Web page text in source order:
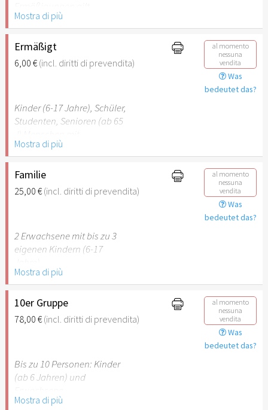
Mostra di più
Ermäßigt
6,00 €(incl. diritti di prevendita)
al momento
nessuna
vendita
Was
bedeutet das?
Kinder (6-17 Jahre), Schüler,
Studenten, Senioren (ab 65
Behinderung (ab 50%),
Begleitperson. Der jeweilige
Ausweis ist beim Einlass
vorzulegen.
Stuttgart nicht
empfehlenswert.
Mostra di più
Familie
25,00 €(incl. diritti di prevendita)
al momento
nessuna
vendita
Was
bedeutet das?
2 Erwachsene mit bis zu 3
eigenen Kindern (6-17
Hinweis: Für Kinder unter 6
Jahren ist der Ostergarten
Stuttgart nicht
empfehlenswert.
Mostra di più
10er Gruppe
78,00 €(incl. diritti di prevendita)
al momento
nessuna
vendita
Was
bedeutet das?
Bis zu 10 Personen: Kinder
(ab 6 Jahren) und
Mostra di più